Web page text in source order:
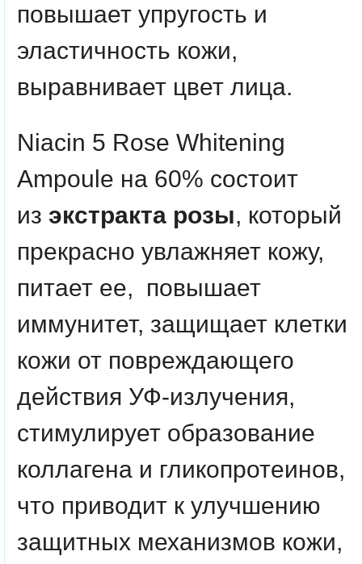
повышает упругость и
эластичность кожи,
выравнивает цвет лица.
Niacin 5 Rose Whitening
Ampoule на 60% состоит
из экстракта розы, который
прекрасно увлажняет кожу,
питает ее, повышает
иммунитет, защищает клетки
кожи от повреждающего
действия УФ-излучения,
стимулирует образование
коллагена и гликопротеинов,
что приводит к улучшению
защитных механизмов кожи,